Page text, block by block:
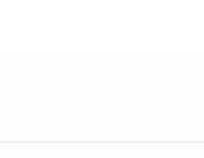
der Überreichen